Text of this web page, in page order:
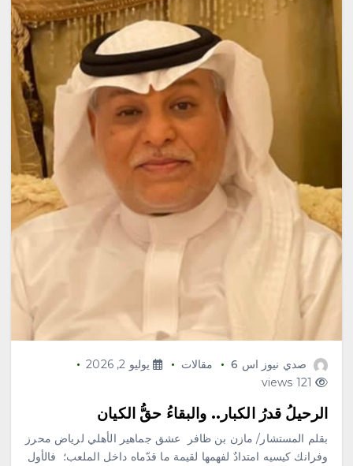
صدي نيوز اس 6 مقالات
يوليو 2, 2026
121 views
الرحيلُ قدرُ الكبار.. والبقاءُ حقُّ الكيان
بقلم المستشار/ مازن بن ظافر عشق جماهير الأهلي لرياض محرز
وفرانك كيسيه امتدادٌ لفهمها لقيمة ما قدّماه داخل الملعب؛ فالأول